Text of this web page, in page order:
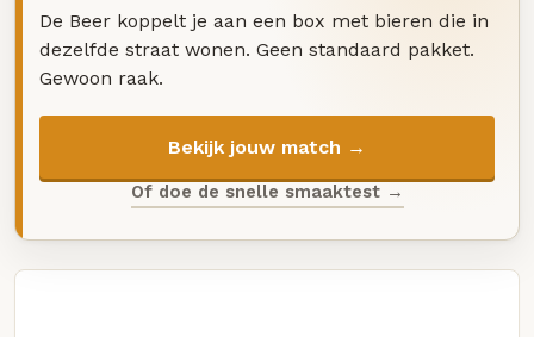
De Beer koppelt je aan een box met bieren die in
dezelfde straat wonen. Geen standaard pakket.
Gewoon raak.
Bekijk jouw match →
Of doe de snelle smaaktest →